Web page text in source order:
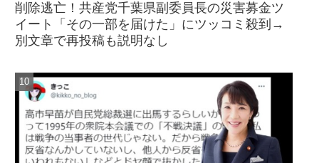
削除逃亡！共産党千葉県副委員長の災害募金ツ
イート「その一部を届けた」にツッコミ殺到→
別文章で再投稿も説明なし